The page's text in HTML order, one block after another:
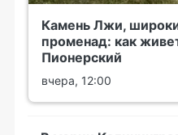
Камень Лжи,
променад: как
Пионерский
вчера, 12:00